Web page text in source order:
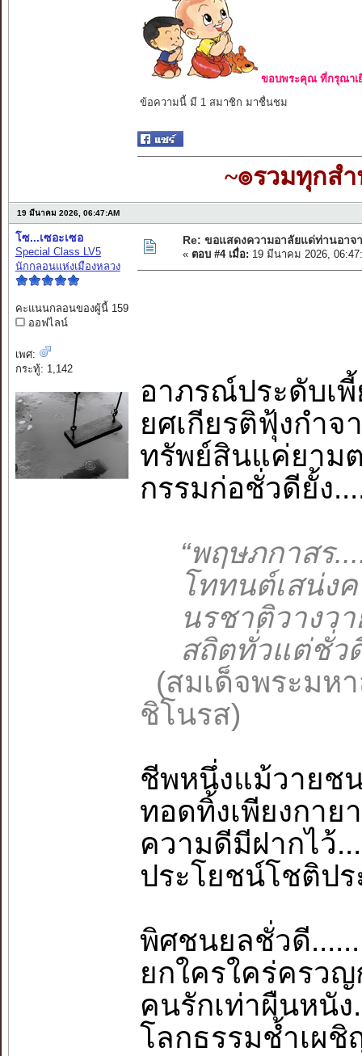
ขอบพระคุณ ที่กรุณาเ
ข้อความนี้ มี 1 สมาชิก มาชื่นชม
~๏รวมทุกส
19 มีนาคม 2026, 06:47:AM
โซ...เซอะเซอ
Special Class LV5
นักกลอนแห่งเมืองหลวง
คะแนนกลอนของผู้นี้ 159
ออฟไลน์
เพศ:
กระทู้: 1,142
Re: ขอแสดงความอาลัยแด่ท่านอาจ
« ตอบ #4 เมื่อ: 19 มีนาคม 2026,
อาภรณ์ประดับเพี้
ยศเกียรติฟุ้งกำจ
ทรัพย์สินแค่ยาม
กรรมก่อชั่วดียั้ง
“พฤษภกาสร
โททนต์เสน่งค
นรชาติวางวา
สถิตทั่วแต่ชั่วดี
(สมเด็จพระมห
ชิโนรส)
ชีพหนึ่งแม้วายช
ทอดทิ้งเพียงกา
ความดีมีฝากไว้
ประโยชน์โชติปร
พิศชนยลชั่วดี
ยกใครใคร่ครว
คนรักเท่าผืนหนั
โลกธรรมช้ำเผ